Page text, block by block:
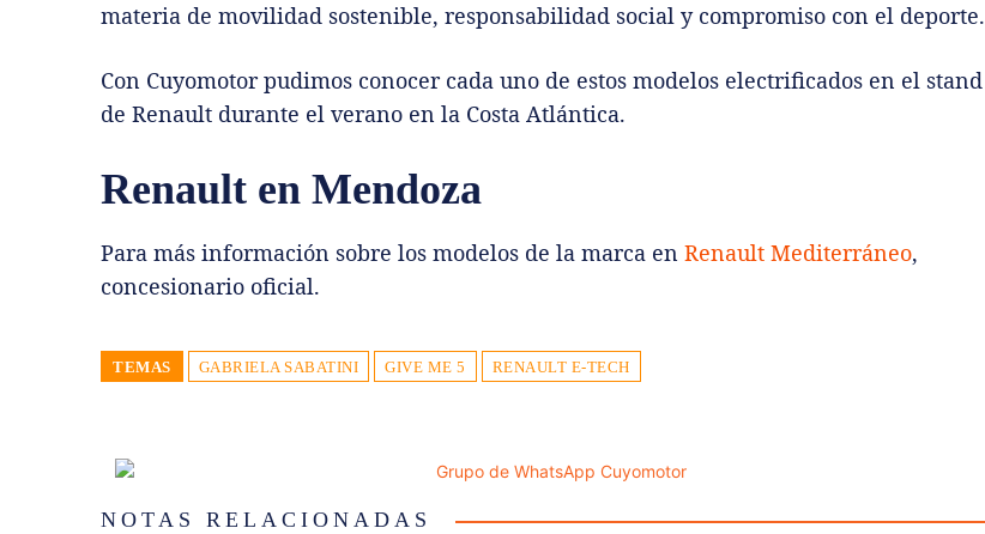
materia de movilidad sostenible, responsabilidad social y compromiso con el deporte.
Con Cuyomotor pudimos conocer cada uno de estos modelos electrificados en el stand
de Renault durante el verano en la Costa Atlántica.
Renault en Mendoza
Para más información sobre los modelos de la marca en Renault Mediterráneo,
concesionario oficial.
TEMAS GABRIELA SABATINI GIVE ME 5 RENAULT E-TECH
NOTAS RELACIONADAS